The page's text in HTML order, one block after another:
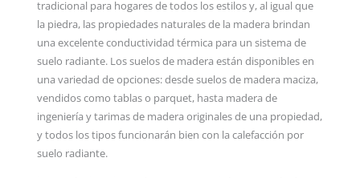
tradicional para hogares de todos los estilos y, al igual que
la piedra, las propiedades naturales de la madera brindan
una excelente conductividad térmica para un sistema de
suelo radiante. Los suelos de madera están disponibles en
una variedad de opciones: desde suelos de madera maciza,
vendidos como tablas o parquet, hasta madera de
ingeniería y tarimas de madera originales de una propiedad,
y todos los tipos funcionarán bien con la calefacción por
suelo radiante.